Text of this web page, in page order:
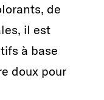
de
il est
à base
doux pour